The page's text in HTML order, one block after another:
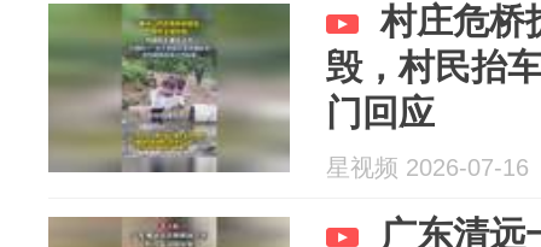
村庄危桥
毁，村民抬
门回应
星视频 2026-07-16
广东清远